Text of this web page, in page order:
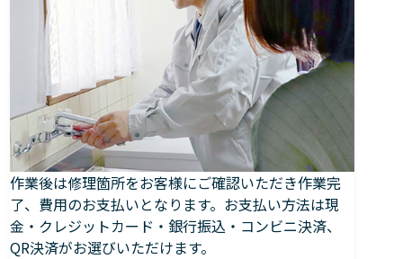
作業後は修理箇所をお客様にご確認いただき作業完
了、費用のお支払いとなります。お支払い方法は現
金・クレジットカード・銀行振込・コンビニ決済、
QR決済がお選びいただけます。